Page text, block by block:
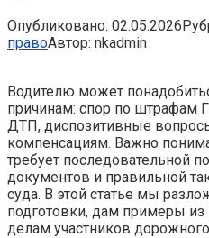
Опубликовано: 02.05.2026
правоАвтор: nkadmin
Водителю может
причинам: спор по штрафам
ДТП, диспозитивные
компенсациям. Важно
требует последовательной
документов и правильной
суда. В этой статье мы
подготовки, дам примеры из
делам участников